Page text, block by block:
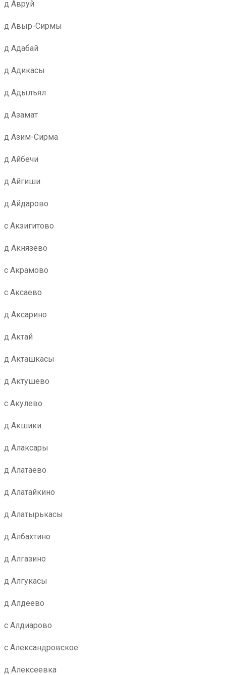
д Авруй
д Авыр-Сирмы
д Адабай
д Адикасы
д Адылъял
д Азамат
д Азим-Сирма
д Айбечи
д Айгиши
д Айдарово
с Акзигитово
д Акнязево
с Акрамово
с Аксаево
д Аксарино
д Актай
д Акташкасы
д Актушево
с Акулево
д Акшики
д Алаксары
д Алатаево
д Алатайкино
д Алатырькасы
д Албахтино
д Алгазино
д Алгукасы
д Алдеево
с Алдиарово
с Александровское
д Алексеевка